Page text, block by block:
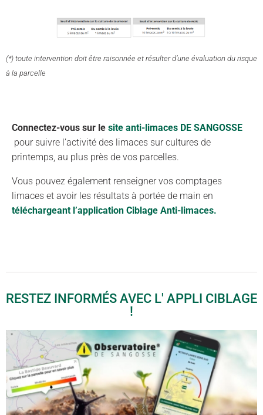
(*) toute intervention doit être raisonnée et résulter d’une évaluation du risque
à la parcelle
Connectez-vous sur le site anti-limaces DE SANGOSSE
pour suivre l’activité des limaces sur cultures de
printemps, au plus près de vos parcelles.
Vous pouvez également renseigner vos comptages
limaces et avoir les résultats à portée de main en
téléchargeant l’application Ciblage Anti-limaces.
RESTEZ INFORMÉS AVEC L' APPLI CIBLAGE
!